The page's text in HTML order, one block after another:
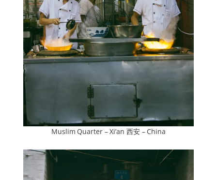
Muslim Quarter – Xi’an 西安 – China